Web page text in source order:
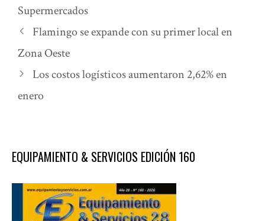
Supermercados
Flamingo se expande con su primer local en
Zona Oeste
Los costos logísticos aumentaron 2,62% en
enero
EQUIPAMIENTO & SERVICIOS EDICIÓN 160